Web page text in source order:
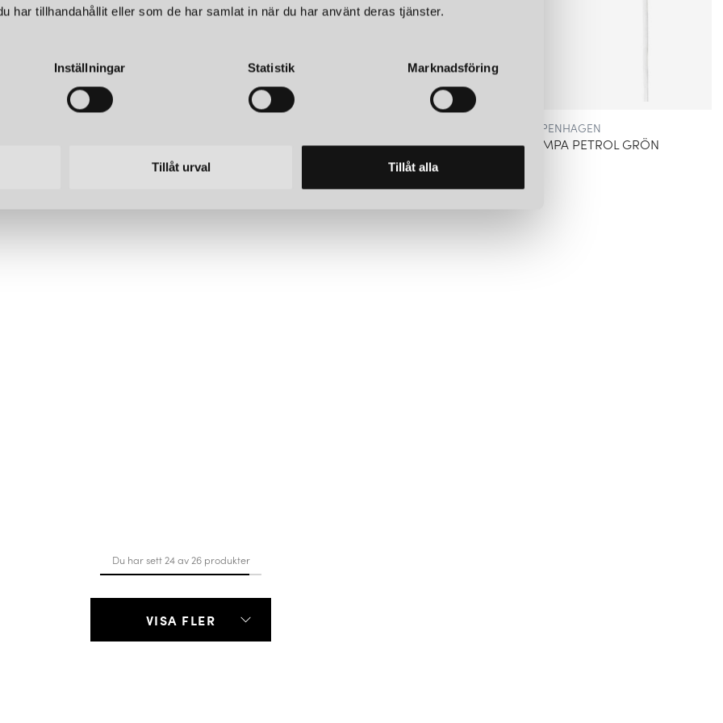
har tillhandahållit eller som de har samlat in när du har använt deras tjänster.
Inställningar Statistik Marknadsföring
Tillåt urval Tillåt alla
RISE VÄGGLAMPA GUL
1 425 kr
NORMANN COPENHAGEN
RISE VÄGGLAMPA PETROL GRÖN
Du har sett 24 av 26 produkter
VISA FLER